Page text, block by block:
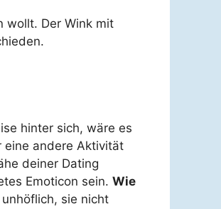
wollt. Der Wink mit
hinter sich, wäre es
eine andere Aktivität
deiner Dating
Emoticon sein. Wie
unhöflich, sie nicht